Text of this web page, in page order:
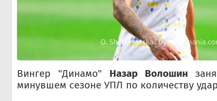
Вингер "Динамо" Назар Волошин
минувшем сезоне УПЛ по количеству